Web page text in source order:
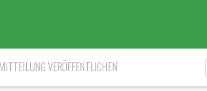
VERÖFFENTLICHEN